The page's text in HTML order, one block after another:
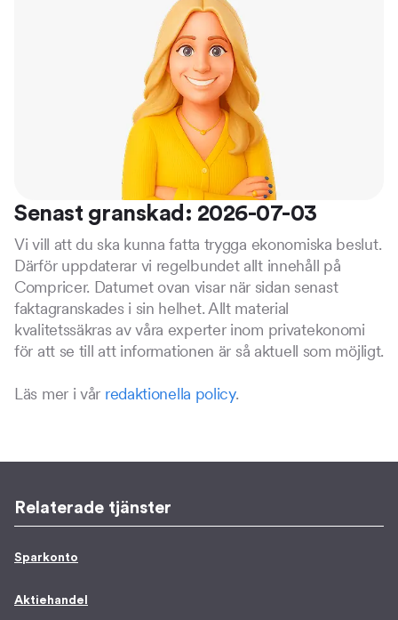
Senast granskad: 2026-07-03
Vi vill att du ska kunna fatta trygga ekonomiska beslut.
Därför uppdaterar vi regelbundet allt innehåll på
Compricer. Datumet ovan visar när sidan senast
faktagranskades i sin helhet. Allt material
kvalitetssäkras av våra experter inom privatekonomi
för att se till att informationen är så aktuell som möjligt.
Läs mer i vår redaktionella policy.
Relaterade tjänster
Sparkonto
Aktiehandel